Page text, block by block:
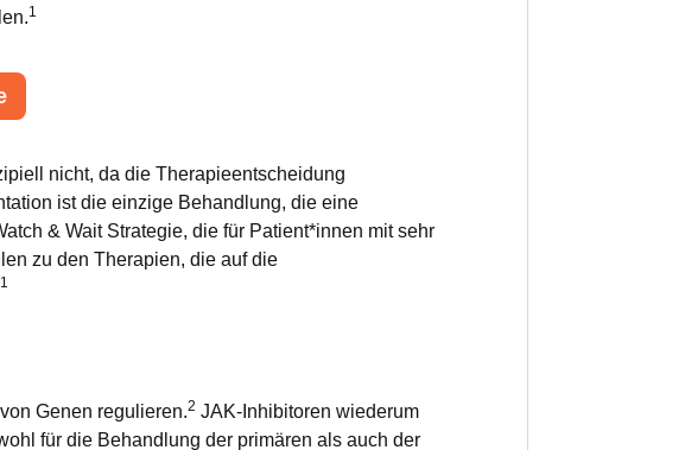
1
nicht, da die Therapieentscheidung
ist die einzige Behandlung, die eine
& Wait Strategie, die für Patient*innen mit sehr
zu den Therapien, die auf die
1
Genen regulieren.2 JAK-Inhibitoren wiederum
für die Behandlung der primären als auch der